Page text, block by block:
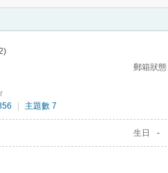
郵箱狀態
主題數 7
生日 -